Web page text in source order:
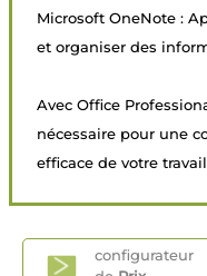
Microsoft OneNote :
et organiser des
Avec Office
nécessaire pour une
efficace de votre
configurateur